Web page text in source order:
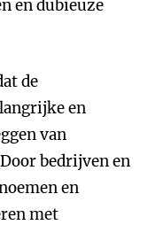
en dubieuze
de
en
van
bedrijven en
en
met